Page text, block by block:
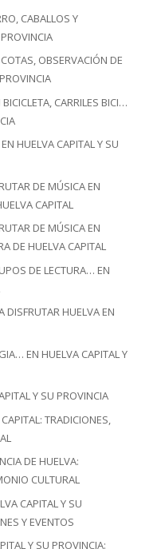
CABALLOS Y
OBSERVACIÓN DE
CARRILES BICI…
HUELVA CAPITAL Y SU
DE MÚSICA EN
CAPITAL
DE MÚSICA EN
DE HUELVA CAPITAL
DE LECTURA… EN
DISFRUTAR HUELVA EN
EN HUELVA CAPITAL Y
Y SU PROVINCIA
TRADICIONES,
DE HUELVA:
CULTURAL
CAPITAL Y SU
Y EVENTOS
Y SU PROVINCIA: